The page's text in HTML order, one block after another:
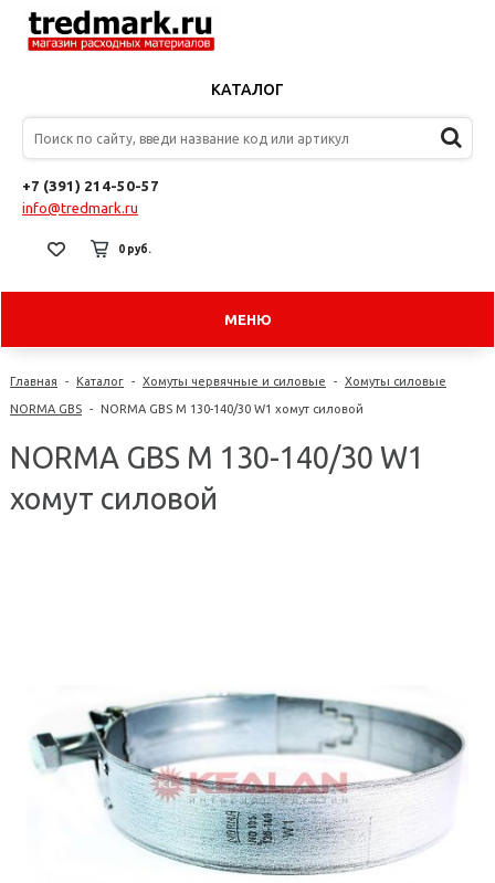
КАТАЛОГ
+7 (391) 214-50-57
info@tredmark.ru
0 руб.
МЕНЮ
Главная - Каталог - Хомуты червячные и силовые - Хомуты силовые
NORMA GBS - NORMA GBS M 130-140/30 W1 хомут силовой
NORMA GBS M 130-140/30 W1
хомут силовой